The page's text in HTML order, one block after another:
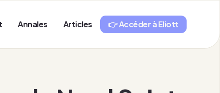
Annales Articles 👉 Accéder à Eliott